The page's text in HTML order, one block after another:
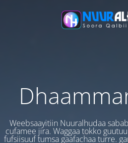
Weebsaayitiin Nuuralhudaa
cufamee jira. Waggaa tokko
fufsiisuuf tumsa gaafachaa turre.